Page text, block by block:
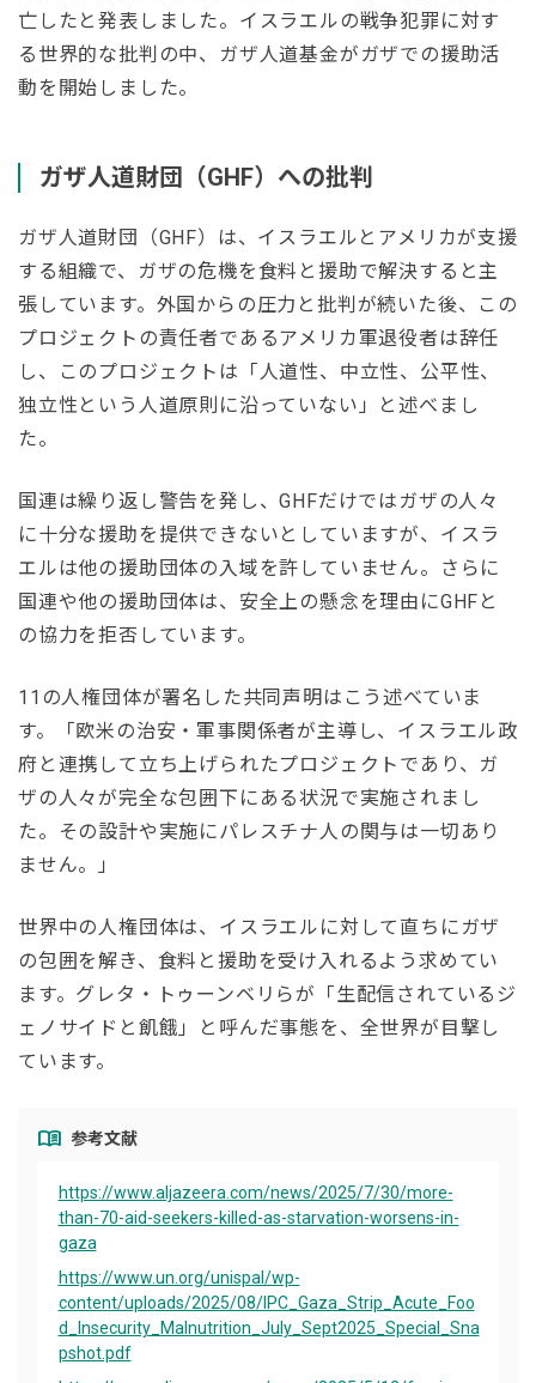
亡したと発表しました。イスラエルの戦争犯罪に対す
る世界的な批判の中、ガザ人道基金がガザでの援助活
動を開始しました。
ガザ人道財団 （GHF）への批判
ガザ人道財団（GHF）は、イスラエルとアメリカが支援
する組織で、ガザの危機を食料と援助で解決すると主
張しています。外国からの圧力と批判が続いた後、この
プロジェクトの責任者であるアメリカ軍退役者は辞任
し、このプロジェクトは「人道性、中立性、公平性、
独立性という人道原則に沿っていない」と述べまし
た。
国連は繰り返し警告を発し、GHFだけではガザの人々
に十分な援助を提供できないとしていますが、イスラ
エルは他の援助団体の入域を許していません。さらに
国連や他の援助団体は、安全上の懸念を理由にGHFと
の協力を拒否しています。
11の人権団体が署名した共同声明はこう述べていま
す。「欧米の治安・軍事関係者が主導し、イスラエル政
府と連携して立ち上げられたプロジェクトであり、ガ
ザの人々が完全な包囲下にある状況で実施されまし
た。その設計や実施にパレスチナ人の関与は一切あり
ません。」
世界中の人権団体は、イスラエルに対して直ちにガザ
の包囲を解き、食料と援助を受け入れるよう求めてい
ます。グレタ・トゥーンベリらが「生配信されているジ
ェノサイドと飢餓」と呼んだ事態を、全世界が目撃し
ています。
menu_book 参考文献
https://www.aljazeera.com/news/2025/7/30/more-
than-70-aid-seekers-killed-as-starvation-worsens-in-
gaza
https://www.un.org/unispal/wp-
content/uploads/2025/08/IPC_Gaza_Strip_Acute_Foo
d_Insecurity_Malnutrition_July_Sept2025_Special_Sna
pshot.pdf